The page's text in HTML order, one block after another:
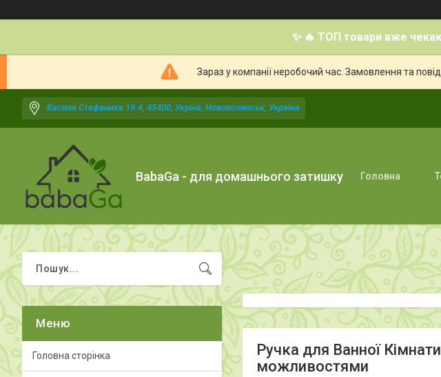
✨ 🔥 ТОП товари вже
Зараз у компанії неробочий час. Замовлення та
Василя Стефаника 19.4, 45400, Укрїна, Нововолинськ, Україна
BabaGa - для домашнього затишку Головна
Ручка для Ванної
можливостями
Головна сторінка